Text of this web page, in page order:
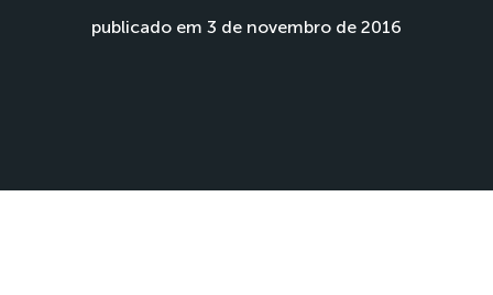
publicado em 3 de novembro de 2016